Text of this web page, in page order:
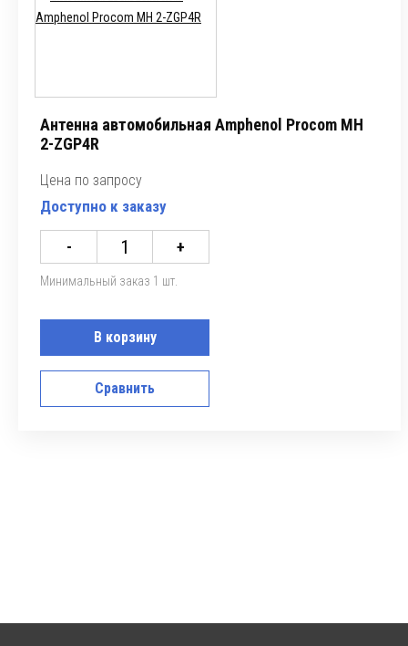
Антенна автомобильная Amphenol Procom MH
2-ZGP4R
Цена по запросу
Доступно к заказу
- +
Минимальный заказ 1 шт.
В корзину
Сравнить